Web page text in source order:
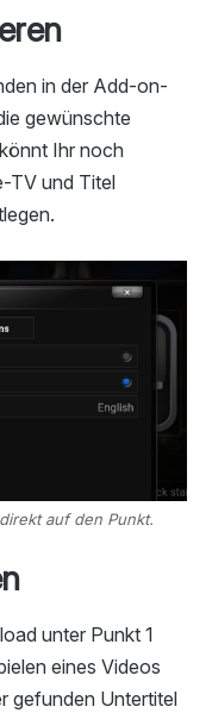
in der Add-on-
gewünschte
Ihr noch
TV und Titel
auf den Punkt.
unter Punkt 1
eines Videos
gefunden Untertitel